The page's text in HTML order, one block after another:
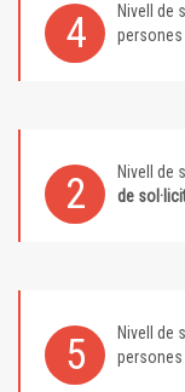
4 Nivell de
persones
2 Nivell de
de
5 Nivell de
persones